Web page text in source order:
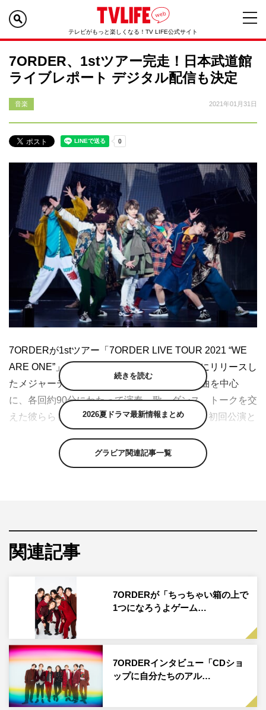
テレビがもっと楽しくなる！TV LIFE公式サイト
7ORDER、1stツアー完走！日本武道館
ライブレポート デジタル配信も決定
音楽 2021年01月31日
7ORDERが1stツアー「7ORDER LIVE TOUR 2021 “WE
ARE ONE”」の全8公演を完走した。1月13日にリリースし
たメジャーデビューアルバム『ONE』の収録曲を中心
に、各回約90分にわたって演奏、歌、ダンス、トークを交
えた彼ららしい多彩なステージを作り上げた。初回公演と
ナウイルス感染拡大防止対策を講じたうえで実施。会場内
にもマスク着用やソーシャルディスタンスを促す特製ポス
光るスティックバルーンを振って熱い応援を送った。
13日14時。武道館が暗転すると4400人の観客が手にする
スティックバルーンが光り出し、ステージのスクリーンに
「WE ARE ONE」とオープニング映像が流れる。それに
続いて、スモーク立ち込めるステージセットの柵の中に、
安井謙太郎（Vo）、真田佑馬（G）、諸星翔希（Sax）、
森田美勇人（B）、萩谷慧悟（Dr）、阿部顕嵐（Vo）、長
続きを読む
2026夏ドラマ最新情報まとめ
グラビア関連記事一覧
関連記事
7ORDERが「ちっちゃい箱の上で
1つになろうよゲーム…
7ORDERインタビュー「CDショ
ップに自分たちのアル…